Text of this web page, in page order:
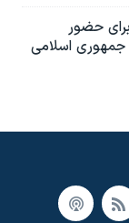
حضور
اسلامی